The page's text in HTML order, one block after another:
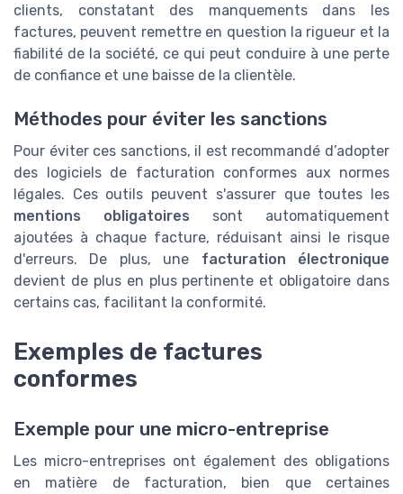
clients, constatant des manquements dans les
factures, peuvent remettre en question la rigueur et la
fiabilité de la société, ce qui peut conduire à une perte
de confiance et une baisse de la clientèle.
Méthodes pour éviter les sanctions
Pour éviter ces sanctions, il est recommandé d’adopter
des logiciels de facturation conformes aux normes
légales. Ces outils peuvent s'assurer que toutes les
mentions obligatoires sont automatiquement
ajoutées à chaque facture, réduisant ainsi le risque
d'erreurs. De plus, une facturation électronique
devient de plus en plus pertinente et obligatoire dans
certains cas, facilitant la conformité.
Exemples de factures
conformes
Exemple pour une micro-entreprise
Les micro-entreprises ont également des obligations
en matière de facturation, bien que certaines